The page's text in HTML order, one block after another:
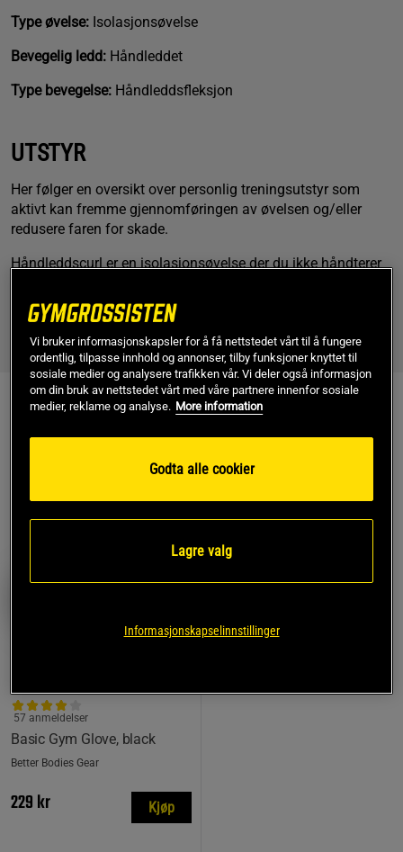
Type øvelse: Isolasjonsøvelse
Bevegelig ledd: Håndleddet
Type bevegelse: Håndleddsfleksjon
UTSTYR
Her følger en oversikt over personlig treningsutstyr som
aktivt kan fremme gjennomføringen av øvelsen og/eller
redusere faren for skade.
Håndleddscurl er en isolasjonsøvelse der du ikke håndterer
problem med sviktende grep, kan det være en god idé å
investere i et par
godetreningshanskerellermagnesiumkarbonat. Sistnevnte
finnes både ifast ogflytendeform.
Utstyr: Håndleddscurl
Basic Gym Glove, black
57 anmeldelser
Better Bodies Gear
229 kr Kjøp
Vi bruker informasjonskapsler for å få nettstedet vårt til å fungere
ordentlig, tilpasse innhold og annonser, tilby funksjoner knyttet til
sosiale medier og analysere trafikken vår. Vi deler også informasjon
om din bruk av nettstedet vårt med våre partnere innenfor sosiale
medier, reklame og analyse. More information
Godta alle cookier
Lagre valg
Informasjonskapselinnstillinger